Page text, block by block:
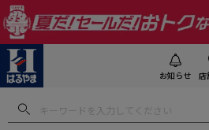
お知らせ 店
フトにおすすめ #セットアップ スーツ